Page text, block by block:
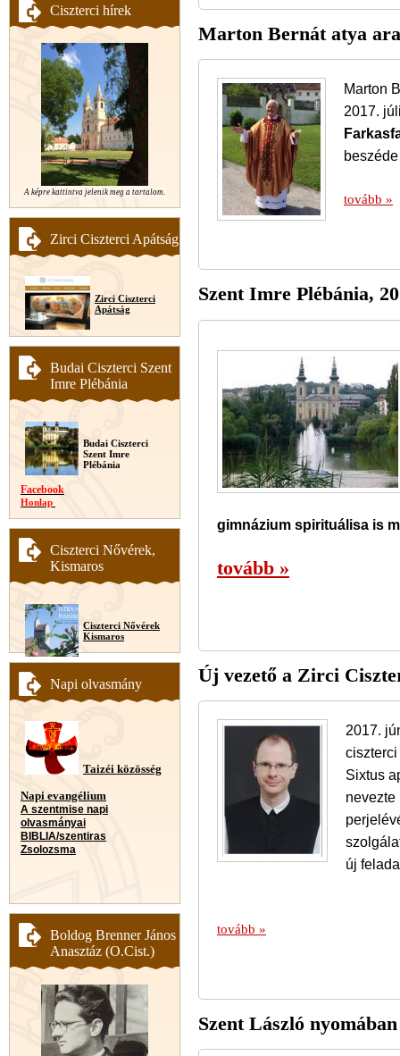
Ciszterci hírek
A képre kattintva jelenik meg a tartalom.
Zirci Ciszterci Apátság
Zirci Ciszterci
Apátság
Budai Ciszterci Szent
Imre Plébánia
Budai Ciszterci
Szent Imre
Plébánia
Facebook
Honlap
Ciszterci Nővérek,
Kismaros
Ciszterci Nővérek
Kismaros
Napi olvasmány
Taizéi közösség
Napi evangélium
A szentmise napi
olvasmányai
BIBLIA/szentiras
Zsolozsma
Boldog Brenner János
Anasztáz (O.Cist.)
Marton Bernát atya
Marton
2017.
tovább »
Szent Imre Plébánia,
gimnázium spirituálisa is
tovább »
Új vezető a Zirci
2017.
Sixtus
nevezte
új
tovább »
Szent László